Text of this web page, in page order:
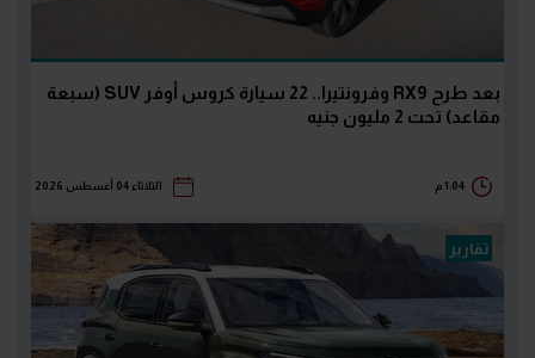
بعد طرح RX9 وفرونتيرا.. 22 سيارة كروس أوفر SUV (سبعة
مقاعد) تحت 2 مليون جنيه
1:04 م الثلاثاء 04 أغسطس 2026
تقارير